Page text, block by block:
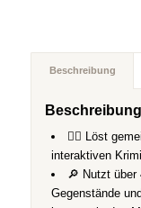
Beschreibung
Beschreibung
🕵️‍♀️ Löst
interaktiven
🔎 Nutzt über
Gegenstände